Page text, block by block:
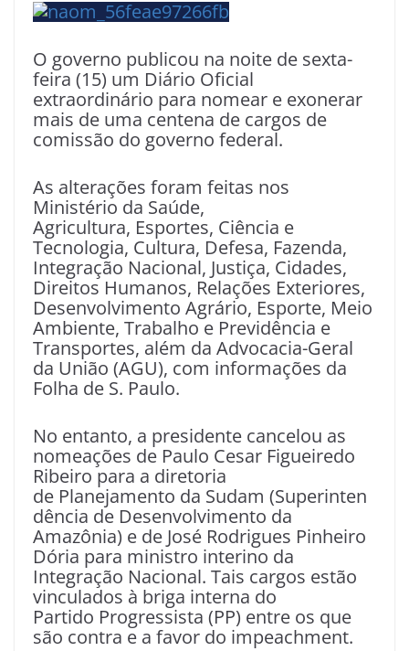
O governo publicou na noite de sexta-
feira (15) um Diário Oficial
extraordinário para nomear e exonerar
mais de uma centena de cargos de
comissão do governo federal.
As alterações foram feitas nos
Ministério da Saúde,
Agricultura, Esportes, Ciência e
Tecnologia, Cultura, Defesa, Fazenda,
Integração Nacional, Justiça, Cidades,
Direitos Humanos, Relações Exteriores,
Desenvolvimento Agrário, Esporte, Meio
Ambiente, Trabalho e Previdência e
Transportes, além da Advocacia-Geral
da União (AGU), com informações da
Folha de S. Paulo.
No entanto, a presidente cancelou as
nomeações de Paulo Cesar Figueiredo
Ribeiro para a diretoria
de Planejamento da Sudam (Superinten
dência de Desenvolvimento da
Amazônia) e de José Rodrigues Pinheiro
Dória para ministro interino da
Integração Nacional. Tais cargos estão
vinculados à briga interna do
Partido Progressista (PP) entre os que
são contra e a favor do impeachment.